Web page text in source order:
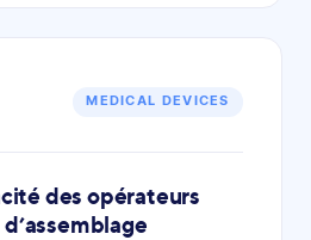
MEDICAL DEVICES
des opérateurs